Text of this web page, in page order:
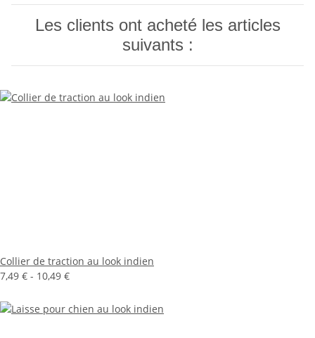
Les clients ont acheté les articles
suivants :
Collier de traction au look indien
7,49 € - 10,49 €